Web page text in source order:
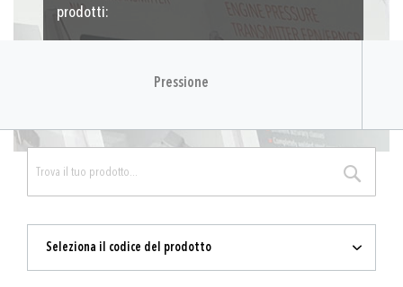
prodotti:
Pressione
Seleziona il codice del prodotto